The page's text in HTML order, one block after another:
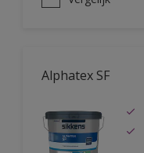
Alphatex SF